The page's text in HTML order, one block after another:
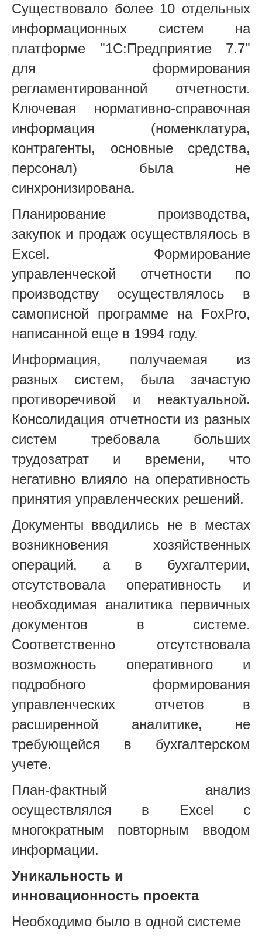
Существовало более 10 отдельных
информационных систем на
платформе "1С:Предприятие 7.7"
для формирования
регламентированной отчетности.
Ключевая нормативно-справочная
информация (номенклатура,
контрагенты, основные средства,
персонал) была не
синхронизирована.
Планирование производства,
закупок и продаж осуществлялось в
Excel. Формирование
управленческой отчетности по
производству осуществлялось в
самописной программе на FoxPro,
написанной еще в 1994 году.
Информация, получаемая из
разных систем, была зачастую
противоречивой и неактуальной.
Консолидация отчетности из разных
систем требовала больших
трудозатрат и времени, что
негативно влияло на оперативность
принятия управленческих решений.
Документы вводились не в местах
возникновения хозяйственных
операций, а в бухгалтерии,
отсутствовала оперативность и
необходимая аналитика первичных
документов в системе.
Соответственно отсутствовала
возможность оперативного и
подробного формирования
управленческих отчетов в
расширенной аналитике, не
требующейся в бухгалтерском
учете.
План-фактный анализ
осуществлялся в Excel с
многократным повторным вводом
информации.
Уникальность и
инновационность проекта
Необходимо было в одной системе